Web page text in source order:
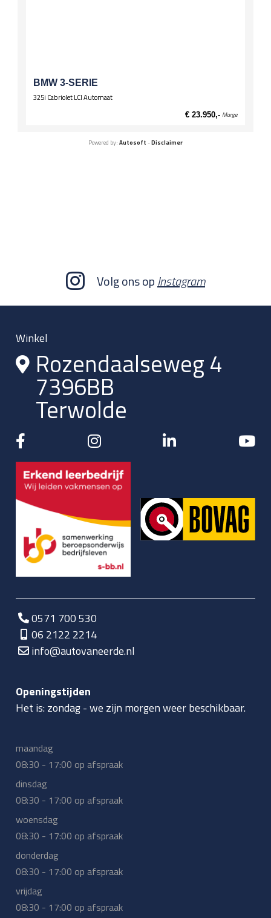
BMW 3-SERIE
325i Cabriolet LCI Automaat
€ 23.950,- Marge
Powered by: Autosoft -Disclaimer
Volg ons opInstagram
Winkel
Rozendaalseweg 4
7396BB
Terwolde
0571 700 530
06 2122 2214
info@autovaneerde.nl
Openingstijden
Het is:zondag-we zijn morgen weer beschikbaar.
maandag
08:30 - 17:00 op afspraak
dinsdag
08:30 - 17:00 op afspraak
woensdag
08:30 - 17:00 op afspraak
donderdag
08:30 - 17:00 op afspraak
vrijdag
08:30 - 17:00 op afspraak